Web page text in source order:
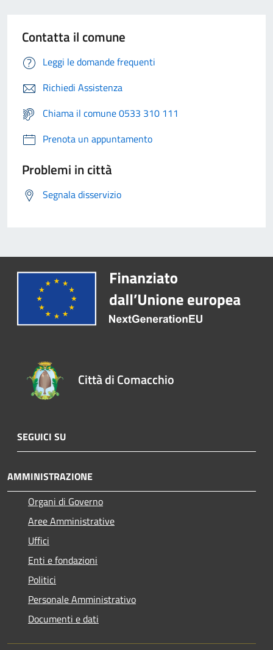
Contatta il comune
Leggi le domande frequenti
Richiedi Assistenza
Chiama il comune 0533 310 111
Prenota un appuntamento
Problemi in città
Segnala disservizio
Città di Comacchio
SEGUICI SU
AMMINISTRAZIONE
Organi di Governo
Aree Amministrative
Uffici
Enti e fondazioni
Politici
Personale Amministrativo
Documenti e dati